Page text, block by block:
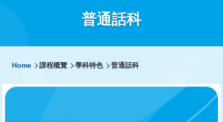
普通話科
Breadcrumb
Home 課程概覽 學科特色 普通話科